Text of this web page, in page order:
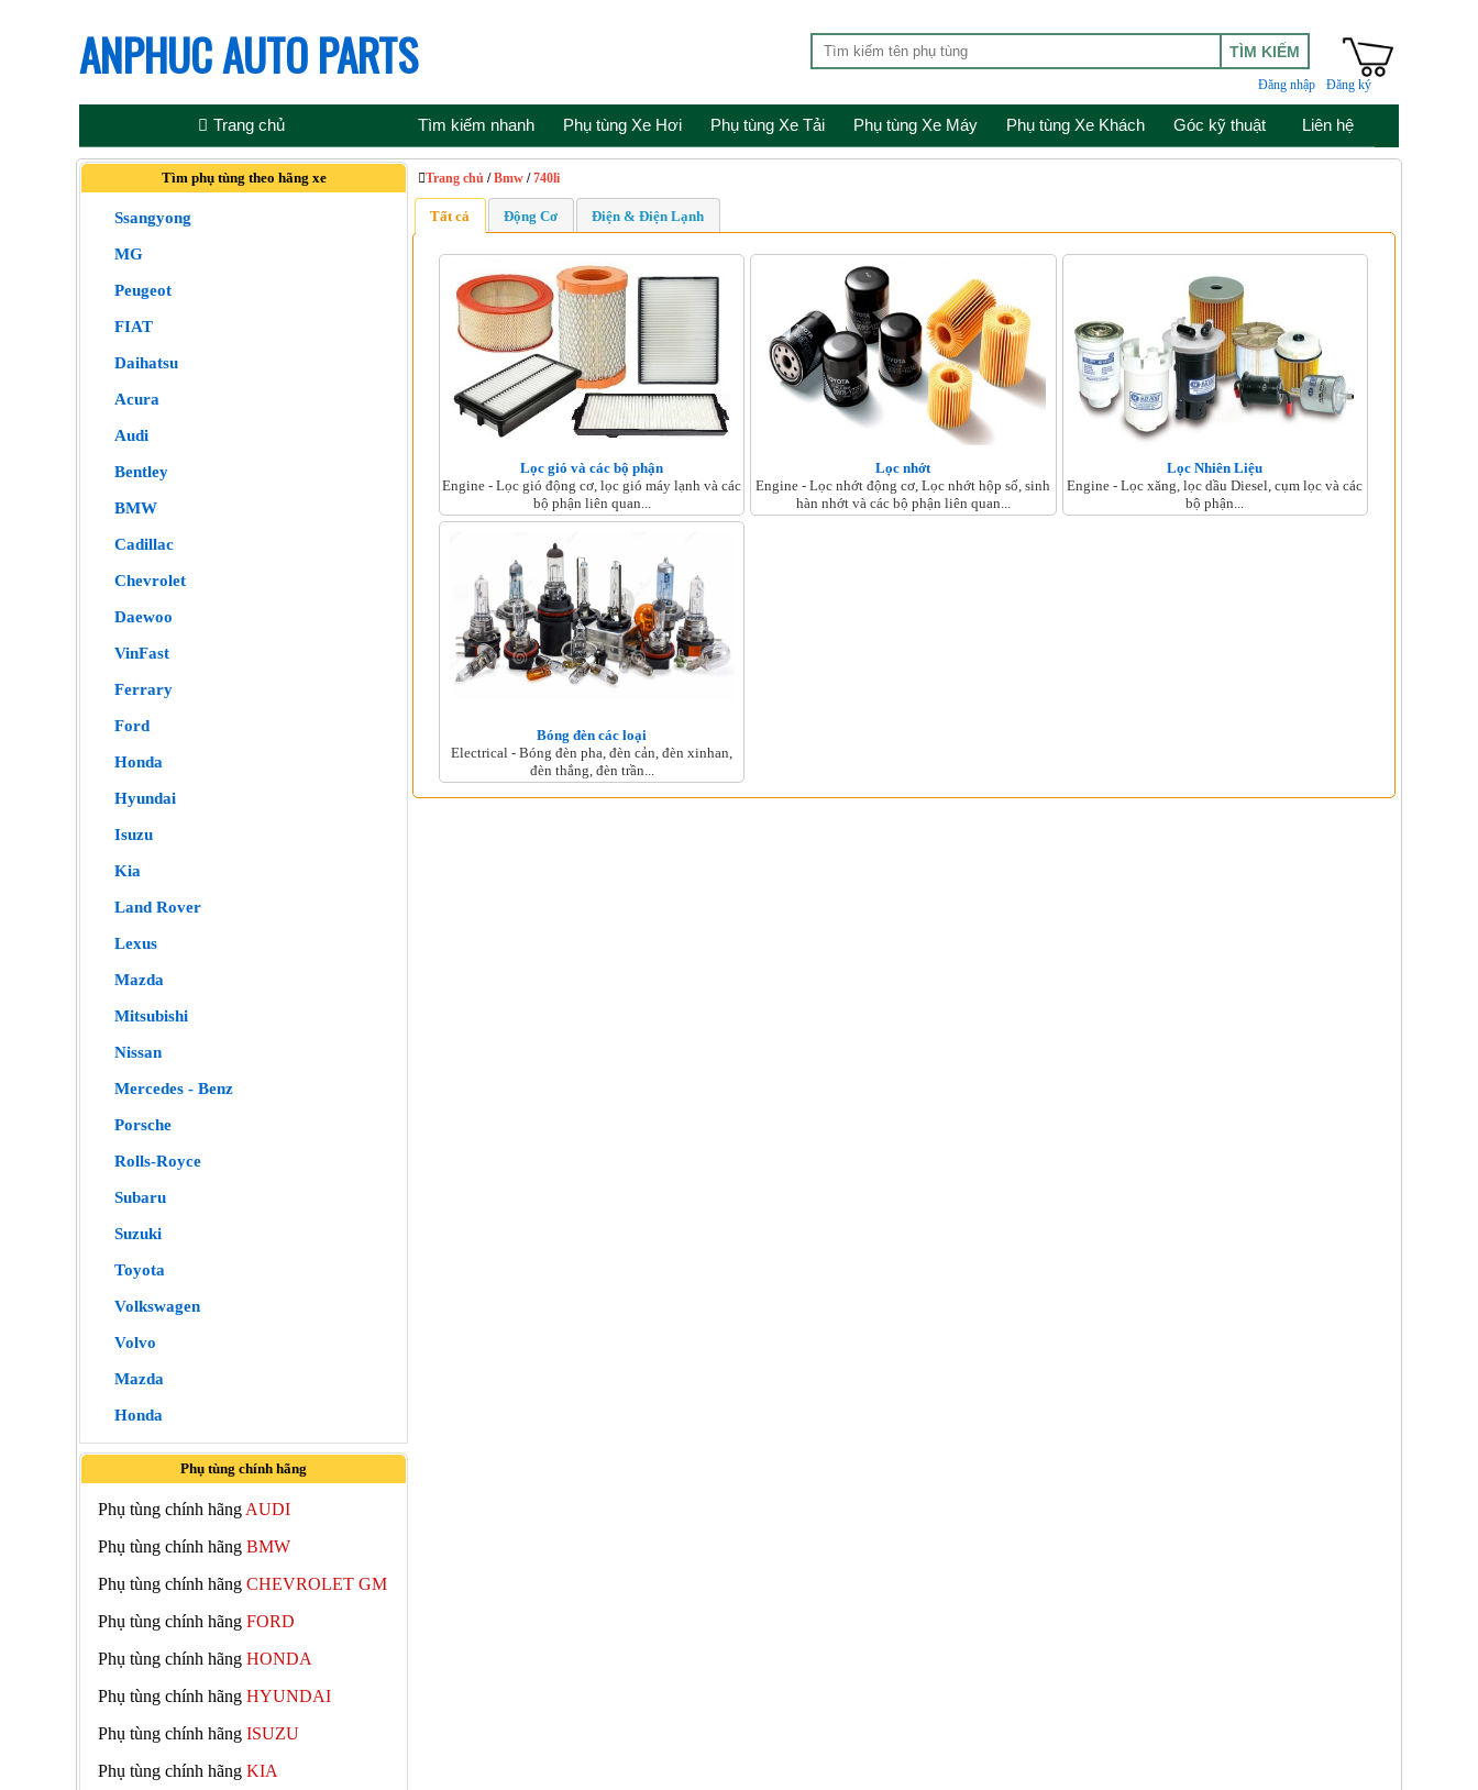
ANPHUC AUTO PARTS Đăng nhập Đăng ký
Trang chủ Tìm kiếm nhanh Phụ tùng Xe Hơi Phụ tùng Xe Tải Phụ tùng Xe Máy Phụ tùng Xe Khách Góc kỹ thuật Liên hệ
Tìm phụ tùng theo hãng xe
Ssangyong
MG
Peugeot
FIAT
Daihatsu
Acura
Audi
Bentley
BMW
Cadillac
Chevrolet
Daewoo
VinFast
Ferrary
Ford
Honda
Hyundai
Isuzu
Kia
Land Rover
Lexus
Mazda
Mitsubishi
Nissan
Mercedes - Benz
Porsche
Rolls-Royce
Subaru
Suzuki
Toyota
Volkswagen
Volvo
Mazda
Honda
Phụ tùng chính hãng
Phụ tùng chính hãng AUDI
Phụ tùng chính hãng BMW
Phụ tùng chính hãng CHEVROLET GM
Phụ tùng chính hãng FORD
Phụ tùng chính hãng HONDA
Phụ tùng chính hãng HYUNDAI
Phụ tùng chính hãng ISUZU
Phụ tùng chính hãng KIA
Trang chủ /Bmw /740li
Tất cả Động Cơ Điện & Điện Lạnh
Lọc gió và các bộ phận
Engine - Lọc gió động cơ, lọc gió máy lạnh và các
bộ phận liên quan...
Lọc nhớt
Engine - Lọc nhớt động cơ, Lọc nhớt hộp số, sinh
hàn nhớt và các bộ phận liên quan...
Lọc Nhiên Liệu
Engine - Lọc xăng, lọc dầu Diesel, cụm lọc và các
bộ phận...
Bóng đèn các loại
Electrical - Bóng đèn pha, đèn cản, đèn xinhan,
đèn thắng, đèn trần...